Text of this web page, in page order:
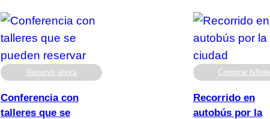
Reserve ahora
Conferencia con
talleres que se
Comprar billete
Recorrido en
autobús por la